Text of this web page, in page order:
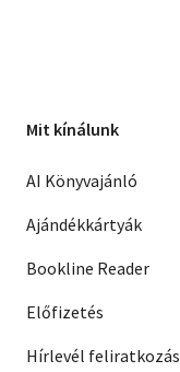
Mit kínálunk
AI Könyvajánló
Ajándékkártyák
Bookline Reader
Előfizetés
Hírlevél feliratkozás